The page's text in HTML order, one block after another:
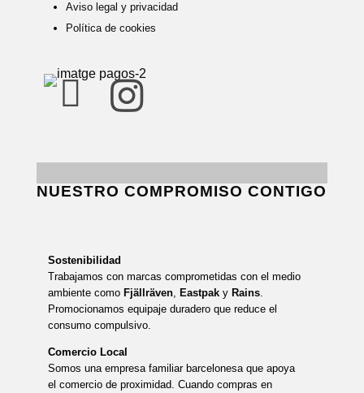
Aviso legal y privacidad
Política de cookies
 
NUESTRO COMPROMISO CONTIGO
Sostenibilidad
Trabajamos con marcas comprometidas con el medio
ambiente como Fjällräven, Eastpak y Rains.
Promocionamos equipaje duradero que reduce el
consumo compulsivo.
Comercio Local
Somos una empresa familiar barcelonesa que apoya
el comercio de proximidad. Cuando compras en